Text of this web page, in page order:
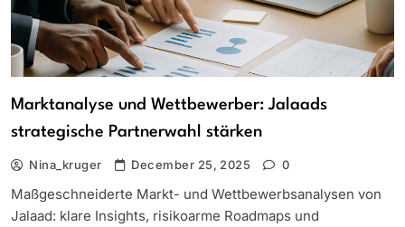
Marktanalyse und Wettbewerber: Jalaads
strategische Partnerwahl stärken
Nina_kruger December 25, 2025 0
Maßgeschneiderte Markt- und Wettbewerbsanalysen von
Jalaad: klare Insights, risikoarme Roadmaps und